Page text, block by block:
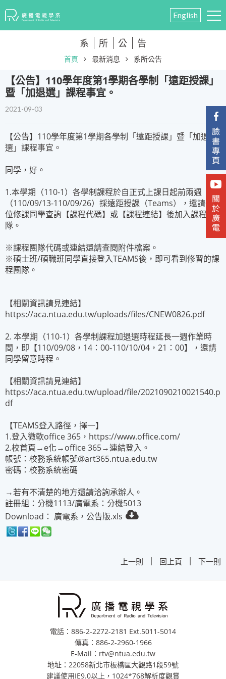
English
系 所 公 告
首頁 最新消息 系所公告
【公告】110學年度第1學期各學制「遠距授課」
暨「加退選」課程事宜。
2021-09-03
【公告】110學年度第1學期各學制「遠距授課」暨「加退
選」課程事宜。
同學，好。
1.本學期（110-1）各學制課程於自正式上課日起前兩週
（110/09/13-110/09/26）採遠距授課（Teams），還請各
位修課同學查詢【課程代碼】或【課程連結】後加入課程團
隊。
※課程團隊代碼或連結還請查閱附件檔案。
※碩士班/碩職班同學直接登入TEAMS後，即可看到修習的課
程團隊。
【相關資訊請見連結】
https://aca.ntua.edu.tw/uploads/files/CNEW0826.pdf
2. 本學期（110-1）各學制課程加退選時程延長一週作業時
間，即【110/09/08，14：00-110/10/04，21：00】，還請
同學留意時程。
【相關資訊請見連結】
https://aca.ntua.edu.tw/upload/file/2021090210021540.p
df
【TEAMS登入路徑，擇一】
1.登入微軟office 365，https://www.office.com/
2.校首頁→e化→office 365→連結登入。
帳號：校務系統帳號@art365.ntua.edu.tw
密碼：校務系統密碼
→若有不清楚的地方還請洽詢承辦人。
註冊組：分機1113/廣電系：分機5013
Download： 廣電系，公告版.xls
上一則 | 回上頁 | 下一則
電話：886-2-2272-2181 Ext.5011-5014
傳真：886-2-2960-1966
E-Mail：rtv@ntua.edu.tw
地址：22058新北市板橋區大觀路1段59號
建議使用IE9.0以上，1024*768解析度觀賞